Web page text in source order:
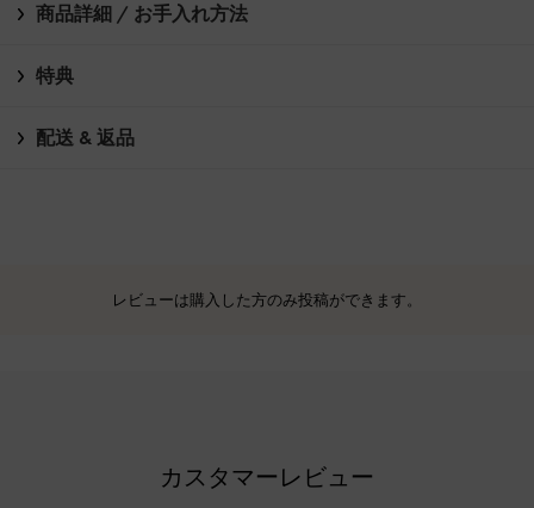
商品詳細 / お手入れ方法
特典
配送 & 返品
レビューは購入した方のみ投稿ができます。
カスタマーレビュー